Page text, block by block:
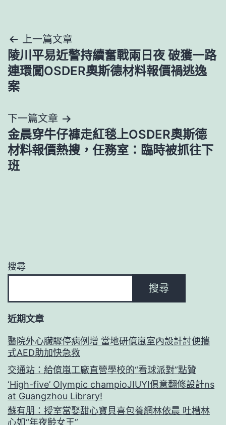
文
章
導
覽
上一篇文章
陵川平易近警持續奮戰兩日夜 破獲一路
連環闖OSDER奧斯德材料報價禍逃逸
案
下一篇文章
金晨穿牛仔褲走紅毯上OSDER奧斯德
材料報價熱搜，任務室：臨時被抓往下
班
搜尋
搜尋
近期文章
醫院外心臟驟停病例增 當地研億嵐室內設計討便攜
式AED助加快急救
交通站：給億嵐工廠直營學校的“看球派對”點贊
‘High-five’ Olympic champioJIUYI俱意翻修設計ns
at Guangzhou Library!
蘇有朋：授室當娶甜心寶貝喜包養網林依晨 吐槽林
心如“年夜齡女王”